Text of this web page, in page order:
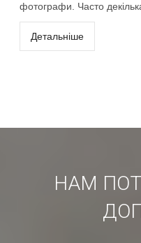
фотографи. Часто
Детальніше
НАМ